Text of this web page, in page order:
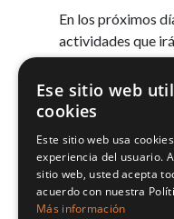
En los próximos
actividades que
atento a la web y
vez queda menos
os esperamos.
Ese sitio web
cookies
Este sitio web usa
experiencia del usuario.
sitio web, usted acepta
acuerdo con nuestra
Más información